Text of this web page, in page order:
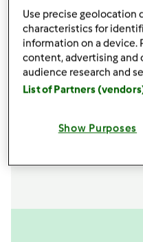
Accessori che
Spatola
acquista
Boccale
acquista
Use precise geolocation
characteristics for
information on a device.
content, advertising
audience research and
List of Partners
Show Purposes